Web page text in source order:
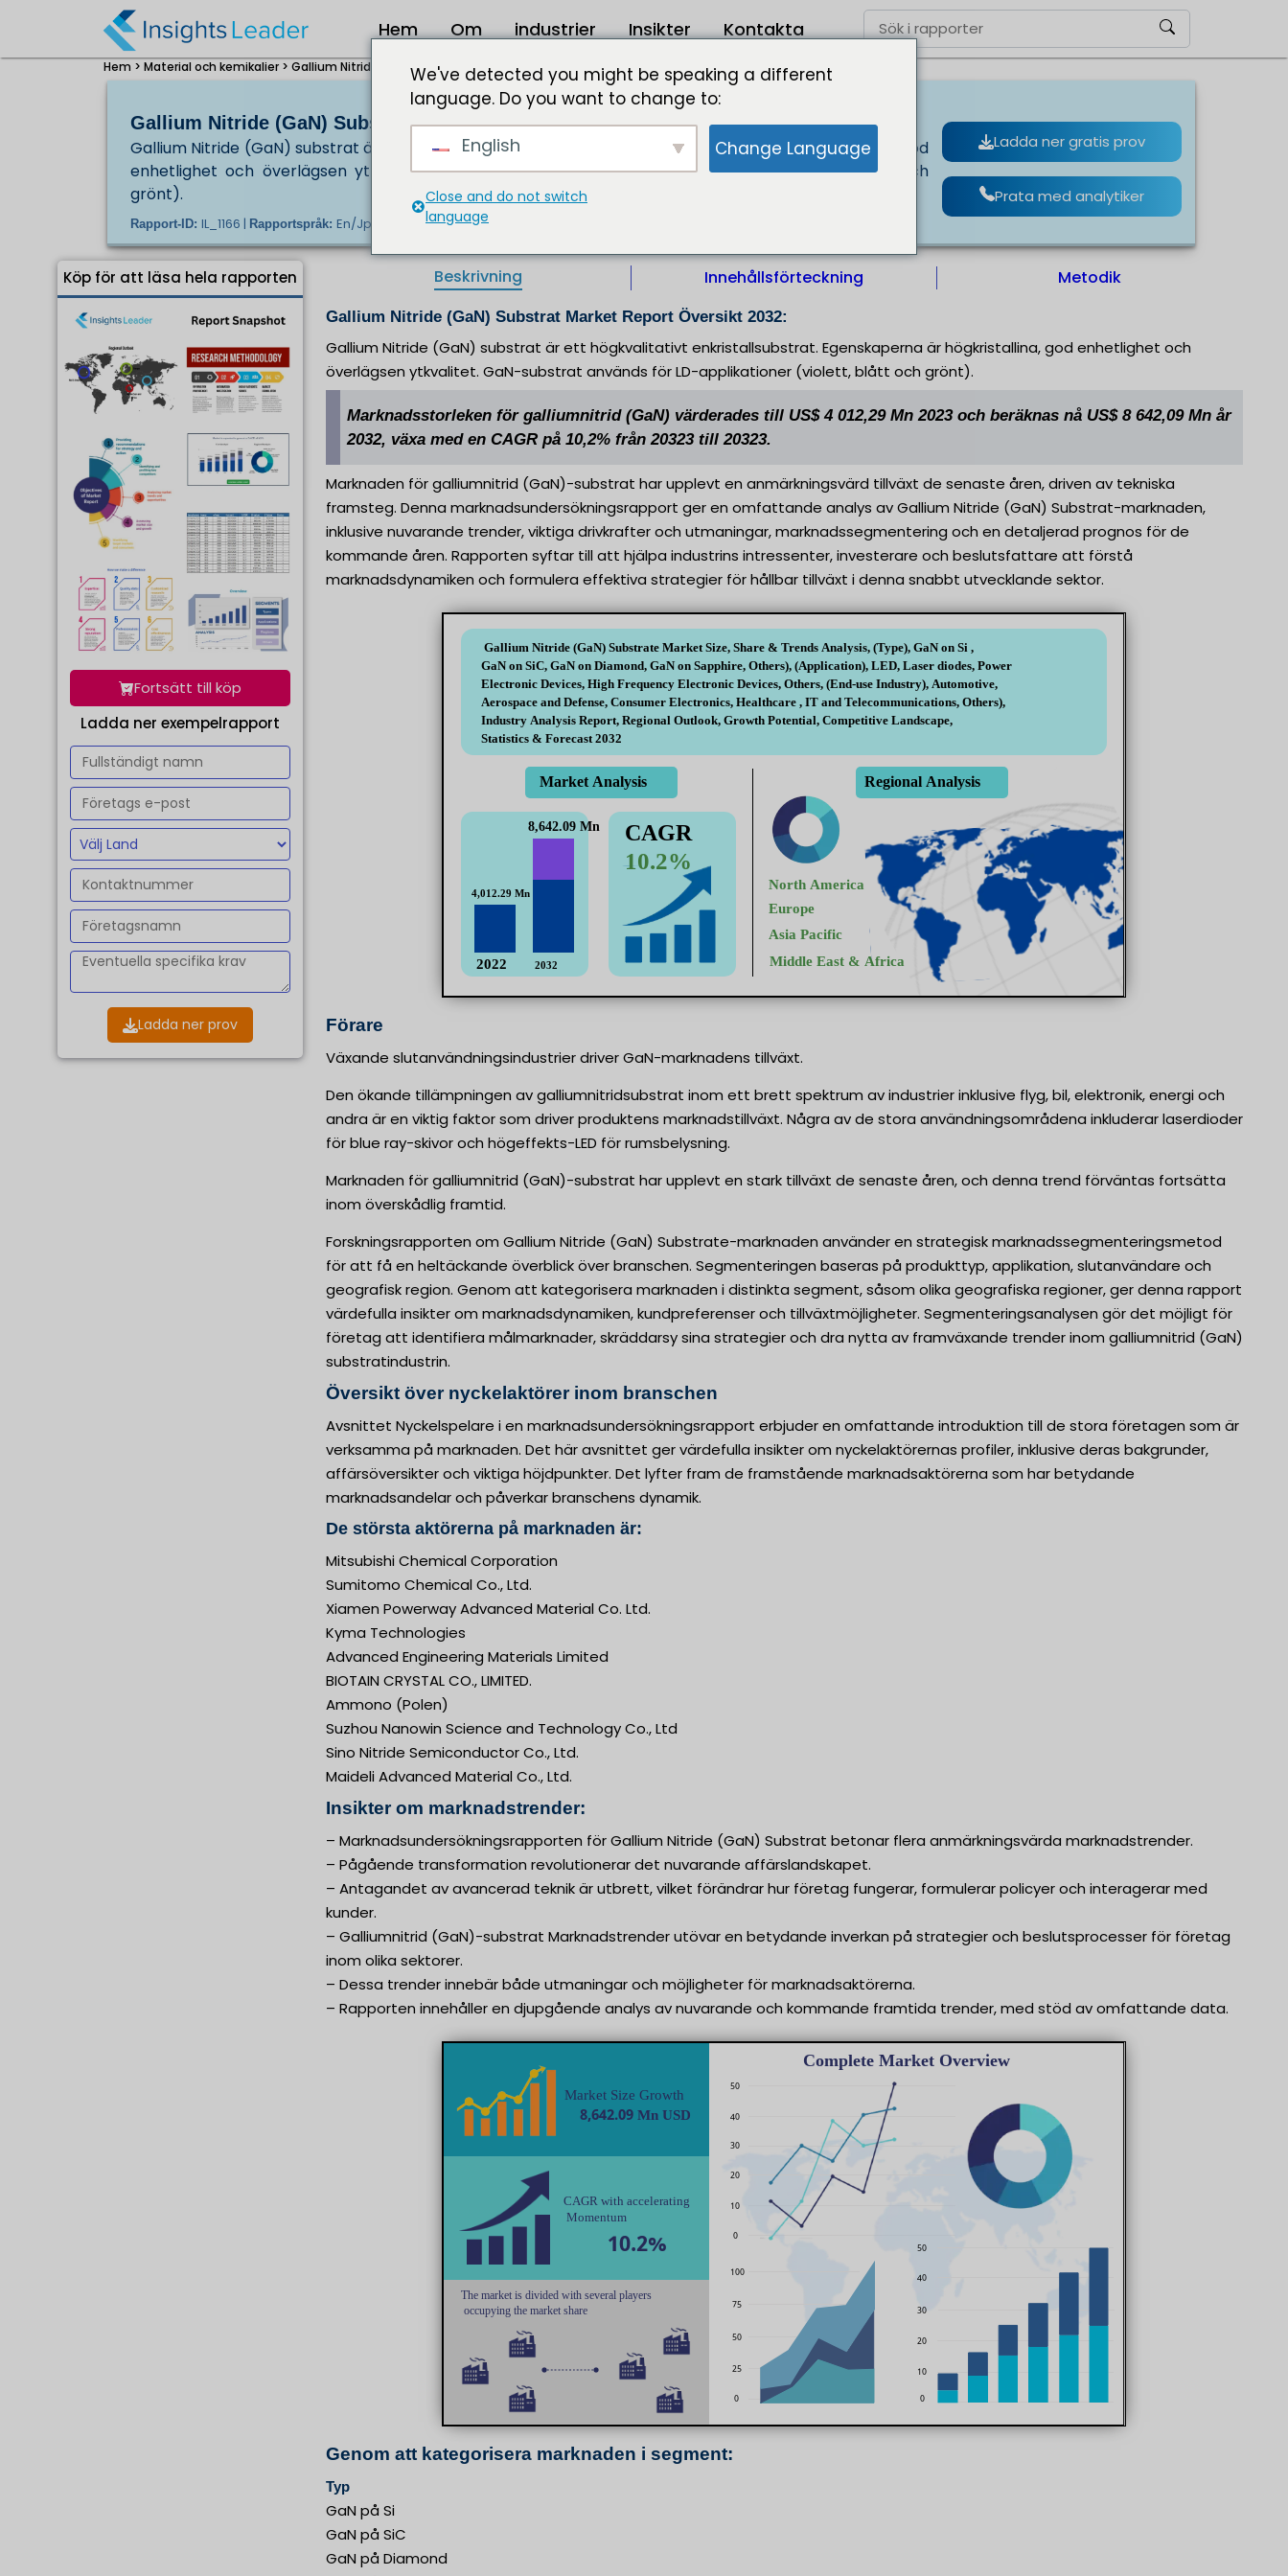
Hem Om industrier Insikter Kontakta
Hem > Material och kemikalier > Gallium Nitride (GaN) Substrat Market Storlek 2023 till 2032
Gallium Nitride (GaN) Substrat Marknadsstorlek 8 642,09 Mn USD 2032
Gallium Nitride (GaN) substrat är ett högkvalitativt enkristallsubstrat. Egenskaperna är högkristallina, god
enhetlighet och överlägsen ytkvalitet. GaN-substrat används för LD-applikationer (violett, blått och
grönt).
Rapport-ID: IL_1166 | Rapportspråk: En/Jp/Fr/De | Utgivare:IL |
Ladda ner gratis prov
Prata med analytiker
Köp för att läsa hela rapporten
Fortsätt till köp
Ladda ner exempelrapport
Ladda ner prov
Beskrivning Innehållsförteckning Metodik
Gallium Nitride (GaN) Substrat Market Report Översikt 2032:
Gallium Nitride (GaN) substrat är ett högkvalitativt enkristallsubstrat. Egenskaperna är högkristallina, god enhetlighet och
överlägsen ytkvalitet. GaN-substrat används för LD-applikationer (violett, blått och grönt).
Marknadsstorleken för galliumnitrid (GaN) värderades till US$ 4 012,29 Mn 2023 och beräknas nå US$ 8 642,09 Mn år
2032, växa med en CAGR på 10,2% från 20323 till 20323.
Marknaden för galliumnitrid (GaN)-substrat har upplevt en anmärkningsvärd tillväxt de senaste åren, driven av tekniska
framsteg. Denna marknadsundersökningsrapport ger en omfattande analys av Gallium Nitride (GaN) Substrat-marknaden,
inklusive nuvarande trender, viktiga drivkrafter och utmaningar, marknadssegmentering och en detaljerad prognos för de
kommande åren. Rapporten syftar till att hjälpa industrins intressenter, investerare och beslutsfattare att förstå
marknadsdynamiken och formulera effektiva strategier för hållbar tillväxt i denna snabbt utvecklande sektor.
Förare
Växande slutanvändningsindustrier driver GaN-marknadens tillväxt.
Den ökande tillämpningen av galliumnitridsubstrat inom ett brett spektrum av industrier inklusive flyg, bil, elektronik, energi och
andra är en viktig faktor som driver produktens marknadstillväxt. Några av de stora användningsområdena inkluderar laserdioder
för blue ray-skivor och högeffekts-LED för rumsbelysning.
Marknaden för galliumnitrid (GaN)-substrat har upplevt en stark tillväxt de senaste åren, och denna trend förväntas fortsätta
inom överskådlig framtid.
Forskningsrapporten om Gallium Nitride (GaN) Substrate-marknaden använder en strategisk marknadssegmenteringsmetod
för att få en heltäckande överblick över branschen. Segmenteringen baseras på produkttyp, applikation, slutanvändare och
geografisk region. Genom att kategorisera marknaden i distinkta segment, såsom olika geografiska regioner, ger denna rapport
värdefulla insikter om marknadsdynamiken, kundpreferenser och tillväxtmöjligheter. Segmenteringsanalysen gör det möjligt för
företag att identifiera målmarknader, skräddarsy sina strategier och dra nytta av framväxande trender inom galliumnitrid (GaN)
substratindustrin.
Översikt över nyckelaktörer inom branschen
Avsnittet Nyckelspelare i en marknadsundersökningsrapport erbjuder en omfattande introduktion till de stora företagen som är
verksamma på marknaden. Det här avsnittet ger värdefulla insikter om nyckelaktörernas profiler, inklusive deras bakgrunder,
affärsöversikter och viktiga höjdpunkter. Det lyfter fram de framstående marknadsaktörerna som har betydande
marknadsandelar och påverkar branschens dynamik.
De största aktörerna på marknaden är:
Mitsubishi Chemical Corporation
Sumitomo Chemical Co., Ltd.
Xiamen Powerway Advanced Material Co. Ltd.
Kyma Technologies
Advanced Engineering Materials Limited
BIOTAIN CRYSTAL CO., LIMITED.
Ammono (Polen)
Suzhou Nanowin Science and Technology Co., Ltd
Sino Nitride Semiconductor Co., Ltd.
Maideli Advanced Material Co., Ltd.
Insikter om marknadstrender:
– Marknadsundersökningsrapporten för Gallium Nitride (GaN) Substrat betonar flera anmärkningsvärda marknadstrender.
– Pågående transformation revolutionerar det nuvarande affärslandskapet.
– Antagandet av avancerad teknik är utbrett, vilket förändrar hur företag fungerar, formulerar policyer och interagerar med
kunder.
– Galliumnitrid (GaN)-substrat Marknadstrender utövar en betydande inverkan på strategier och beslutsprocesser för företag
inom olika sektorer.
– Dessa trender innebär både utmaningar och möjligheter för marknadsaktörerna.
– Rapporten innehåller en djupgående analys av nuvarande och kommande framtida trender, med stöd av omfattande data.
Genom att kategorisera marknaden i segment:
Typ
GaN på Si
GaN på SiC
GaN på Diamond
We've detected you might be speaking a different
language. Do you want to change to:
English Change Language
Close and do not switch
language